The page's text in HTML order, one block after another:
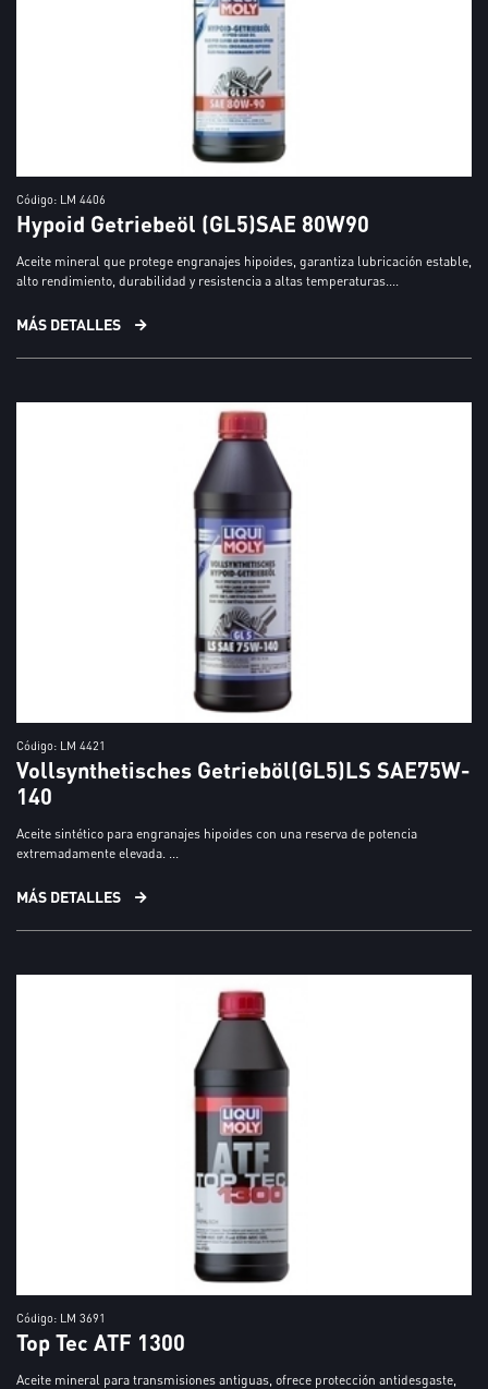
Código: LM 4406
Hypoid Getriebeöl (GL5)SAE 80W90
Aceite mineral que protege engranajes hipoides, garantiza lubricación estable,
alto rendimiento, durabilidad y resistencia a altas temperaturas....
MÁS DETALLES
Código: LM 4421
Vollsynthetisches Getrieböl(GL5)LS SAE75W-
140
Aceite sintético para engranajes hipoides con una reserva de potencia
extremadamente elevada. ...
MÁS DETALLES
Código: LM 3691
Top Tec ATF 1300
Aceite mineral para transmisiones antiguas, ofrece protección antidesgaste,